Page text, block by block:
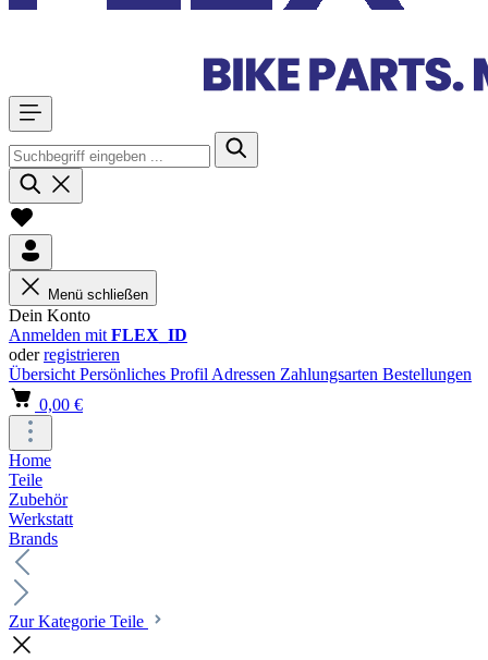
Menü schließen
Dein Konto
Anmelden mit FLEX_ID
oderregistrieren
Übersicht Persönliches Profil Adressen Zahlungsarten Bestellungen
0,00 €
Home
Teile
Zubehör
Werkstatt
Brands
Zur Kategorie Teile